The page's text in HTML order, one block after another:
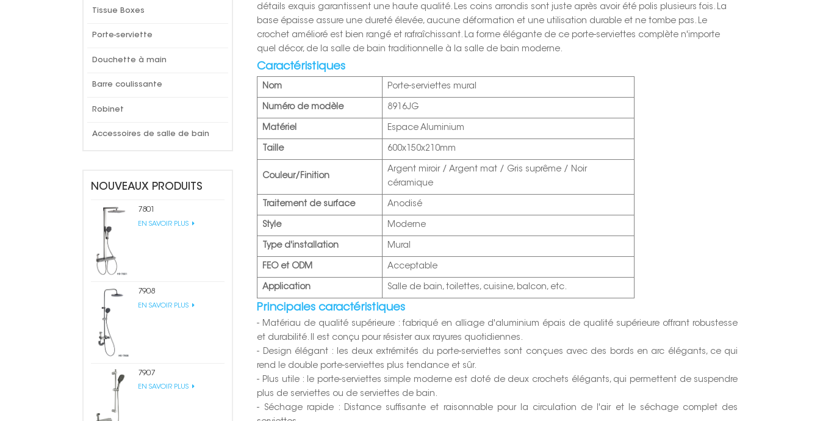
Tissue Boxes
Porte-serviette
Douchette à main
Barre coulissante
Robinet
Accessoires de salle de bain
NOUVEAUX PRODUITS
7801
EN SAVOIR PLUS
7908
EN SAVOIR PLUS
7907
EN SAVOIR PLUS
détails exquis garantissent une haute qualité. Les coins arrondis sont juste après avoir été polis plusieurs fois. La
base épaisse assure une dureté élevée, aucune déformation et une utilisation durable et ne tombe pas. Le
crochet amélioré est bien rangé et rafraîchissant. La forme élégante de ce porte-serviettes complète n'importe
quel décor, de la salle de bain traditionnelle à la salle de bain moderne.
Caractéristiques
Nom Porte-serviettes mural
Numéro de modèle 8916JG
Matériel Espace Aluminium
Taille 600x150x210mm
Couleur/Finition
Argent miroir / Argent mat / Gris suprême / Noir
céramique
Traitement de surface Anodisé
Style Moderne
Type d'installation Mural
FEO et ODM Acceptable
Application Salle de bain, toilettes, cuisine, balcon, etc.
Principales caractéristiques
- Matériau de qualité supérieure : fabriqué en alliage d'aluminium épais de qualité supérieure offrant robustesse
et durabilité. Il est conçu pour résister aux rayures quotidiennes.
- Design élégant : les deux extrémités du porte-serviettes sont conçues avec des bords en arc élégants, ce qui
rend le double porte-serviettes plus tendance et sûr.
- Plus utile : le porte-serviettes simple moderne est doté de deux crochets élégants, qui permettent de suspendre
plus de serviettes ou de serviettes de bain.
- Séchage rapide : Distance suffisante et raisonnable pour la circulation de l'air et le séchage complet des